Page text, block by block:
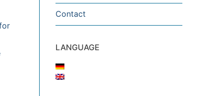
Contact
LANGUAGE